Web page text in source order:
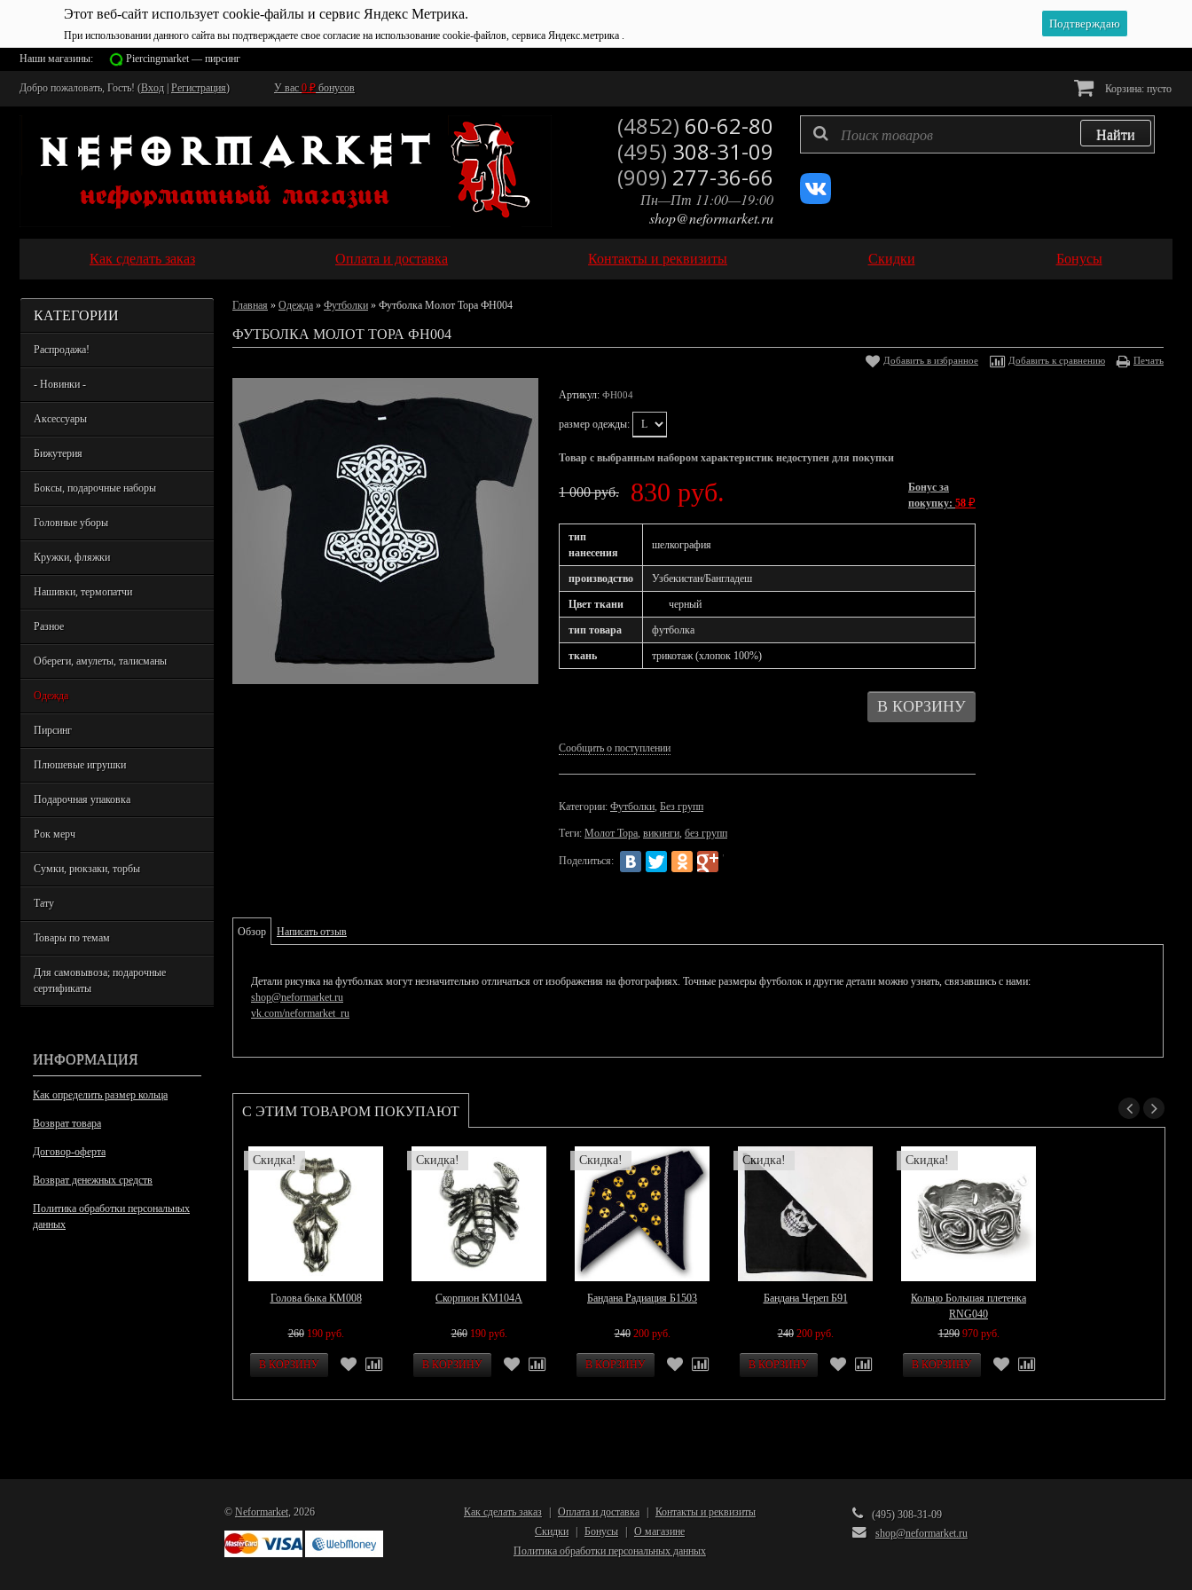
Этот веб-сайт использует cookie-файлы и сервис Яндекс Метрика.
При использовании данного сайта вы подтверждаете свое согласие на использование cookie-файлов, сервиса Яндекс.метрика .
Подтверждаю
Наши магазины: Piercingmarket — пирсинг
Добро пожаловать, Гость! (Вход Регистрация) У вас 0 ₽ бонусов Корзина: пусто
(4852) 60-62-80
(495) 308-31-09
(909) 277-36-66
Пн—Пт 11:00—19:00
shop@neformarket.ru
Как сделать заказ Оплата и доставка Контакты и реквизиты Скидки Бонусы
КАТЕГОРИИ
Распродажа!
- Новинки -
Аксессуары
Бижутерия
Боксы, подарочные наборы
Головные уборы
Кружки, фляжки
Нашивки, термопатчи
Разное
Обереги, амулеты, талисманы
Одежда
Пирсинг
Плюшевые игрушки
Подарочная упаковка
Рок мерч
Сумки, рюкзаки, торбы
Тату
Товары по темам
Для самовывоза; подарочные
сертификаты
ИНФОРМАЦИЯ
Как определить размер кольца
Возврат товара
Договор-оферта
Возврат денежных средств
Политика обработки персональных
данных
Главная » Одежда » Футболки » Футболка Молот Тора ФН004
ФУТБОЛКА МОЛОТ ТОРА ФН004
Добавить в избранное Добавить к сравнению Печать
Артикул: ФН004
размер одежды:
Товар с выбранным набором характеристик недоступен для покупки
1 000 руб. 830 руб.
Бонус за
покупку: 58 ₽
тип
нанесения
шелкография
производство Узбекистан/Бангладеш
Цвет ткани черный
тип товара футболка
ткань трикотаж (хлопок 100%)
Сообщить о поступлении
Категории: Футболки, Без групп
Теги: Молот Тора, викинги, без групп
Поделиться:
Обзор Написать отзыв
Детали рисунка на футболках могут незначительно отличаться от изображения на фотографиях. Точные размеры футболок и другие детали можно узнать, связавшись с нами:
shop@neformarket.ru
vk.com/neformarket_ru
С ЭТИМ ТОВАРОМ ПОКУПАЮТ
Скидка!
Голова быка КМ008
260 190 руб.
Скидка!
Скорпион КМ104А
260 190 руб.
Скидка!
Бандана Радиация Б1503
240 200 руб.
Скидка!
Бандана Череп Б91
240 200 руб.
Скидка!
Кольцо Большая плетенка
RNG040
1290 970 руб.
© Neformarket, 2026 Как сделать заказ Оплата и доставка
Контакты и реквизиты
Скидки
Бонусы
О магазине
Политика обработки персональных данных
(495) 308-31-09
shop@neformarket.ru